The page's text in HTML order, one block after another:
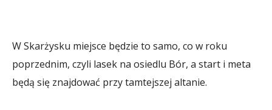
W Skarżysku miejsce będzie to samo, co w roku
poprzednim, czyli lasek na osiedlu Bór, a start i meta
będą się znajdować przy tamtejszej altanie.